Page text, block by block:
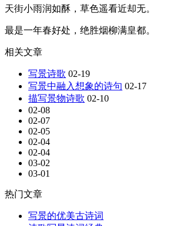
天街小雨润如酥，草色遥看近却无。
最是一年春好处，绝胜烟柳满皇都。
相关文章
写景诗歌 02-19
写景中融入想象的诗句 02-17
描写景物诗歌 02-10
02-08
02-07
02-05
02-04
02-04
03-02
03-01
热门文章
写景的优美古诗词